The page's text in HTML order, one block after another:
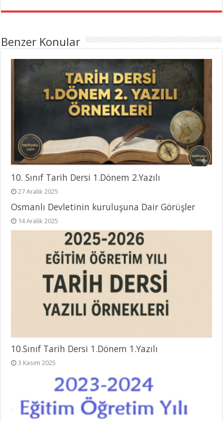
Benzer Konular
10. Sınıf Tarih Dersi 1.Dönem 2.Yazılı
27 Aralık 2025
Osmanlı Devletinin kuruluşuna Dair Görüşler
14 Aralık 2025
10.Sınıf Tarih Dersi 1.Dönem 1.Yazılı
3 Kasım 2025